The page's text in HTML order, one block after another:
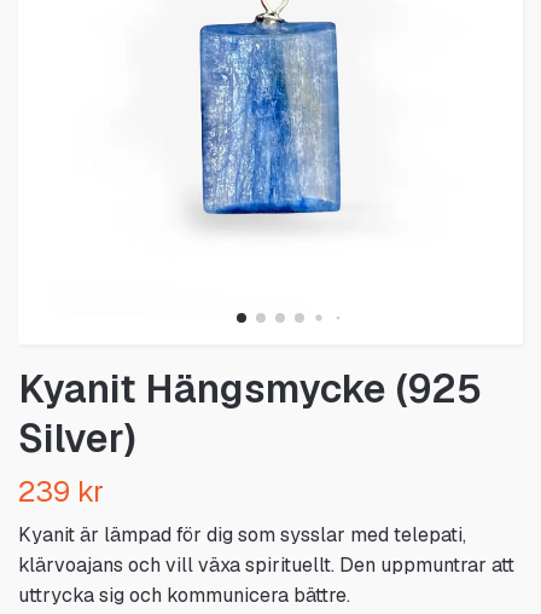
Kyanit Hängsmycke (925
Silver)
239 kr
Kyanit är lämpad för dig som sysslar med telepati,
klärvoajans och vill växa spirituellt. Den uppmuntrar att
uttrycka sig och kommunicera bättre.